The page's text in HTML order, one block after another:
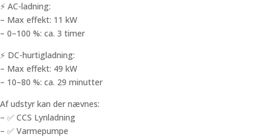
⚡ AC-ladning:
– Max effekt: 11 kW
– 0–100 %: ca. 3 timer
⚡ DC-hurtigladning:
– Max effekt: 49 kW
– 10–80 %: ca. 29 minutter
Af udstyr kan der nævnes:
– ✅ CCS Lynladning
– ✅ Varmepumpe